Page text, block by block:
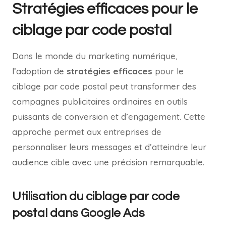
Stratégies efficaces pour le
ciblage par code postal
Dans le monde du marketing numérique,
l’adoption de stratégies efficaces pour le
ciblage par code postal peut transformer des
campagnes publicitaires ordinaires en outils
puissants de conversion et d’engagement. Cette
approche permet aux entreprises de
personnaliser leurs messages et d’atteindre leur
audience cible avec une précision remarquable.
Utilisation du ciblage par code
postal dans Google Ads